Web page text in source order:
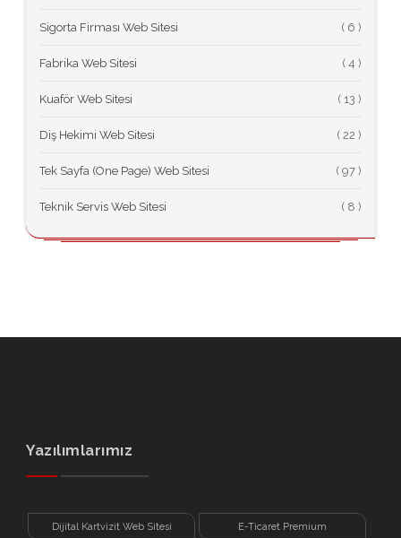
Sigorta Firması Web Sitesi (
Fabrika Web Sitesi (
Kuaför Web Sitesi (
Diş Hekimi Web Sitesi (
Tek Sayfa (One Page) Web Sitesi (
Teknik Servis Web Sitesi (
Yazılımlarımız
Dijital Kartvizit Web Sitesi E-Ticaret Premium